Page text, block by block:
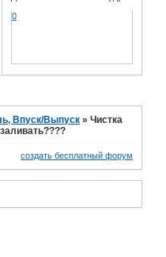
0
Впуск/Выпуск »Чистка
создать бесплатный форум